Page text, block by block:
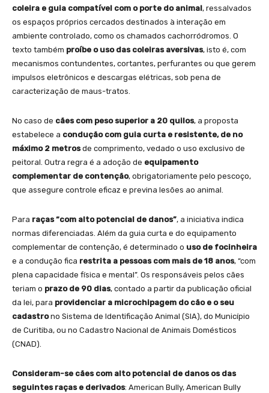
coleira e guia compatível com o porte do animal, ressalvados
os espaços próprios cercados destinados à interação em
ambiente controlado, como os chamados cachorródromos. O
texto também proíbe o uso das coleiras aversivas, isto é, com
mecanismos contundentes, cortantes, perfurantes ou que gerem
impulsos eletrônicos e descargas elétricas, sob pena de
caracterização de maus-tratos.
No caso de cães com peso superior a 20 quilos, a proposta
estabelece a condução com guia curta e resistente, de no
máximo 2 metrosde comprimento, vedado o uso exclusivo de
peitoral. Outra regra é a adoção de equipamento
complementar de contenção, obrigatoriamente pelo pescoço,
que assegure controle eficaz e previna lesões ao animal.
Para raças “com alto potencial de danos”, a iniciativa indica
normas diferenciadas. Além da guia curta e do equipamento
complementar de contenção, é determinado o uso de focinheira
e a condução fica restrita a pessoas com mais de 18 anos, “com
plena capacidade física e mental”. Os responsáveis pelos cães
teriam o prazo de 90 dias, contado a partir da publicação oficial
da lei, para providenciar a microchipagem do cão e o seu
cadastrono Sistema de Identificação Animal (SIA), do Município
de Curitiba, ou no Cadastro Nacional de Animais Domésticos
(CNAD).
Consideram-se cães com alto potencial de danos os das
seguintes raças e derivados: American Bully, American Bully